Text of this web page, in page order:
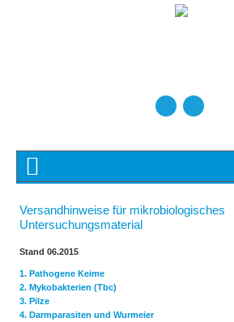
Versandhinweise für mikrobiologisches
Untersuchungsmaterial
Stand 06.2015
1. Pathogene Keime
2. Mykobakterien (Tbc)
3. Pilze
4. Darmparasiten und Wurmeier